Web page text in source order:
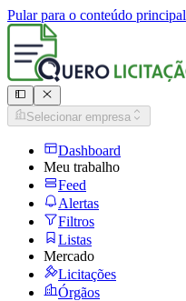
Pular para o conteúdo principal
Selecionar empresa
Dashboard
Meu trabalho
Feed
Alertas
Filtros
Listas
Mercado
Licitações
Órgãos